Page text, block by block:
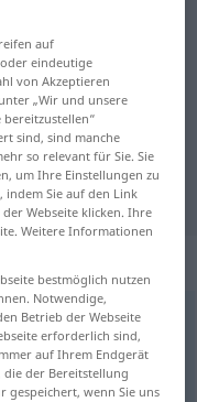
männlich
antippen)
auf
eindeutige
von Akzeptieren
„Wir und unsere
sind, sind manche
so relevant für Sie. Sie
um Ihre Einstellungen zu
Sie auf den Link
Webseite klicken. Ihre
Weitere Informationen
bestmöglich nutzen
Notwendige,
Betrieb der Webseite
erforderlich sind,
auf Ihrem Endgerät
die der Bereitstellung
gespeichert, wenn Sie uns